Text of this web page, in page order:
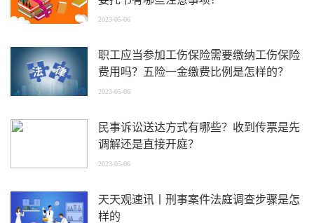
2023-05-06
职工应当参加工伤保险需要缴纳工伤保险
费用吗？五险一金缴费比例是怎样的？
2023-05-06
民事诉讼送达方式有哪些？收到传票是先
调解还是直接开庭？
2023-05-06
天天观速讯丨刑事案件法庭调查步骤是怎
样的